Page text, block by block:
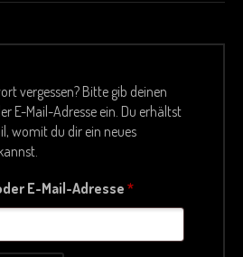
vergessen? Bitte gib deinen
E-Mail-Adresse ein. Du erhältst
womit du dir ein neues
E-Mail-Adresse*Erforderlich